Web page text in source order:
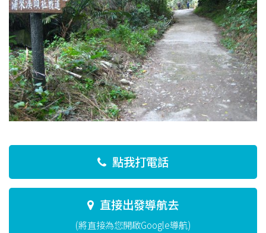
點我打電話
直接出發導航去
(將直接為您開啟Google導航)